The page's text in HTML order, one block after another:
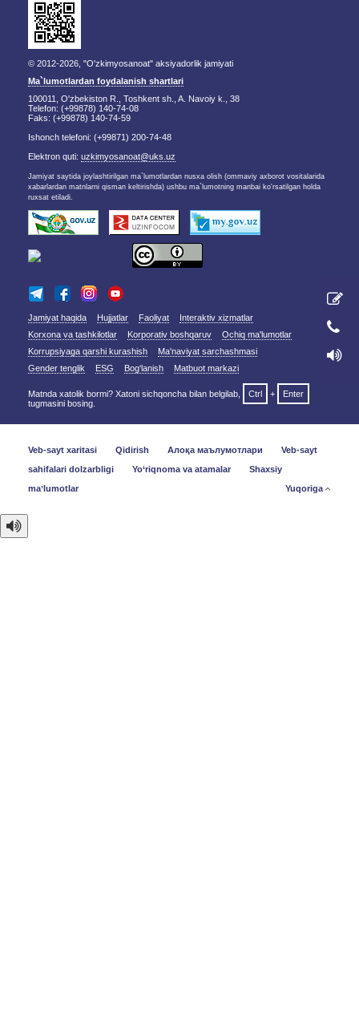
© 2012-2026, "O'zkimyosanoat" aksiyadorlik jamiyati
Ma`lumotlardan foydalanish shartlari
100011, O'zbekiston R., Toshkent sh., A. Navoiy k., 38
Telefon: (+99878) 140-74-08
Faks: (+99878) 140-74-59
Ishonch telefoni: (+99871) 200-74-48
Elektron quti: uzkimyosanoat@uks.uz
Jamiyat saytida joylashtirilgan ma`lumotlardan nusxa olish (ommaviy axborot vositalarida
xabarlardan matnlarni qisman keltirishda) ushbu ma`lumotning manbai ko'rsatilgan holda
ruxsat etiladi.
Jamiyat haqida Hujjatlar Faoliyat
Interaktiv xizmatlar
Korxona va tashkilotlar
Korporativ boshqaruv
Ochiq ma'lumotlar
Korrupsiyaga qarshi kurashish
Ma'naviyat sarchashmasi
Gender tenglik
ESG Bog‘lanish Matbuot markazi
Matnda xatolik bormi? Xatoni sichqoncha bilan belgilab, Ctrl +
Enter
tugmasini bosing.
Veb-sayt xaritasi Qidirish Алоқа маълумотлари
Veb-sayt
sahifalari dolzarbligi
Yo‘riqnoma va atamalar
Shaxsiy
maʼlumotlar
Yuqoriga